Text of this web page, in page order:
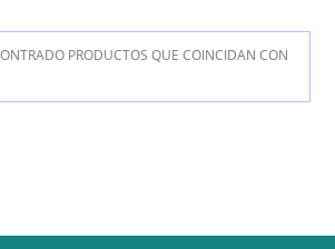
PRODUCTOS QUE COINCIDAN CON